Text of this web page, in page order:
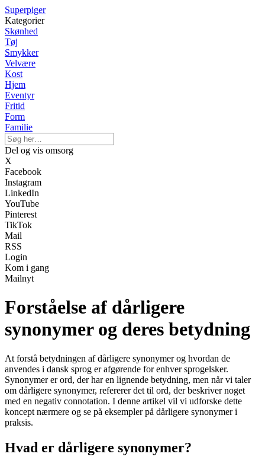
Superpiger
Kategorier
Skønhed
Tøj
Smykker
Velvære
Kost
Hjem
Eventyr
Fritid
Form
Familie
Del og vis omsorg
X
Facebook
Instagram
LinkedIn
YouTube
Pinterest
TikTok
Mail
RSS
Login
Kom i gang
Mailnyt
Forståelse af dårligere
synonymer og deres betydning
At forstå betydningen af ​​dårligere synonymer og hvordan de
anvendes i dansk sprog er afgørende for enhver sprogelsker.
Synonymer er ord, der har en lignende betydning, men når vi taler
om dårligere synonymer, refererer det til ord, der beskriver noget
med en negativ connotation. I denne artikel vil vi udforske dette
koncept nærmere og se på eksempler på dårligere synonymer i
praksis.
Hvad er dårligere synonymer?